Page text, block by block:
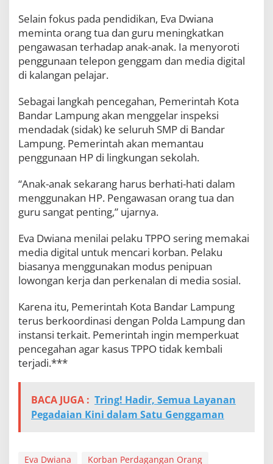
Selain fokus pada pendidikan, Eva Dwiana
meminta orang tua dan guru meningkatkan
pengawasan terhadap anak-anak. Ia menyoroti
penggunaan telepon genggam dan media digital
di kalangan pelajar.
Sebagai langkah pencegahan, Pemerintah Kota
Bandar Lampung akan menggelar inspeksi
mendadak (sidak) ke seluruh SMP di Bandar
Lampung. Pemerintah akan memantau
penggunaan HP di lingkungan sekolah.
“Anak-anak sekarang harus berhati-hati dalam
menggunakan HP. Pengawasan orang tua dan
guru sangat penting,” ujarnya.
Eva Dwiana menilai pelaku TPPO sering memakai
media digital untuk mencari korban. Pelaku
biasanya menggunakan modus penipuan
lowongan kerja dan perkenalan di media sosial.
Karena itu, Pemerintah Kota Bandar Lampung
terus berkoordinasi dengan Polda Lampung dan
instansi terkait. Pemerintah ingin memperkuat
pencegahan agar kasus TPPO tidak kembali
terjadi.***
BACA JUGA : Tring! Hadir, Semua Layanan
Pegadaian Kini dalam Satu Genggaman
Eva Dwiana Korban Perdagangan Orang